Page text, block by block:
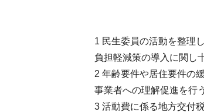
1 民生委員の活動を整理
負担軽減策の導入に関し
2 年齢要件や居住要件の
事業者への理解促進を行
3 活動費に係る地方交付